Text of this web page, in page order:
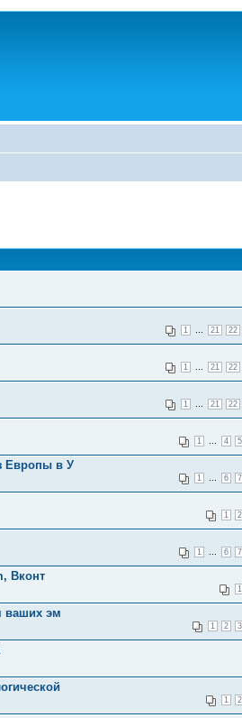
1 21 22
1 21 22
1 21 22
1 4 5
Европы в У
1 6 7
1 2
1 6 7
Вконт
1
ваших эм
1 2 3
1 2